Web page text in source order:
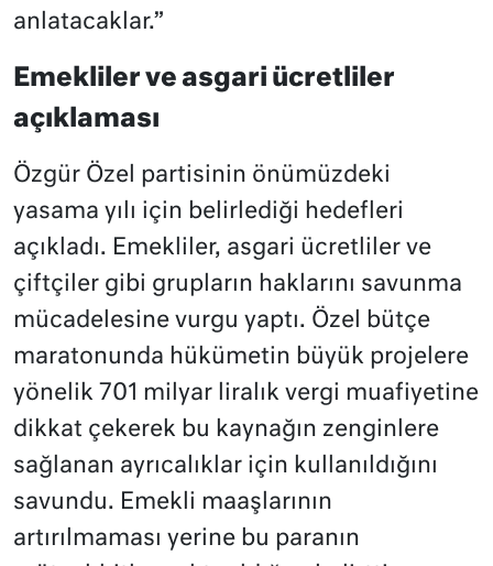
anlatacaklar.”
Emekliler ve asgari ücretliler
açıklaması
Özgür Özel partisinin önümüzdeki
yasama yılı için belirlediği hedefleri
açıkladı. Emekliler, asgari ücretliler ve
çiftçiler gibi grupların haklarını savunma
mücadelesine vurgu yaptı. Özel bütçe
maratonunda hükümetin büyük projelere
yönelik 701 milyar liralık vergi muafiyetine
dikkat çekerek bu kaynağın zenginlere
sağlanan ayrıcalıklar için kullanıldığını
savundu. Emekli maaşlarının
artırılmaması yerine bu paranın